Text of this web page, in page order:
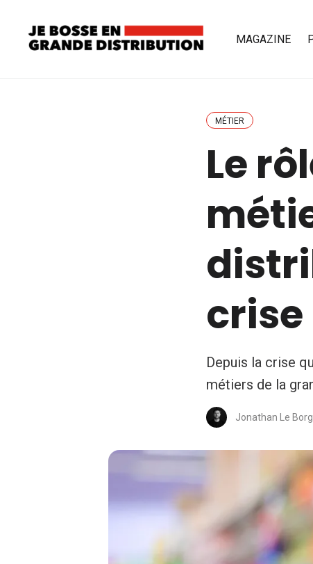
MAGAZINE
MÉTIER
Le
Depuis la crise
métiers de la
Jonathan Le